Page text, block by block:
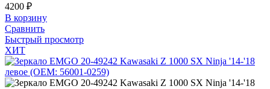
4200 ₽
В корзину
Сравнить
Быстрый просмотр
ХИТ